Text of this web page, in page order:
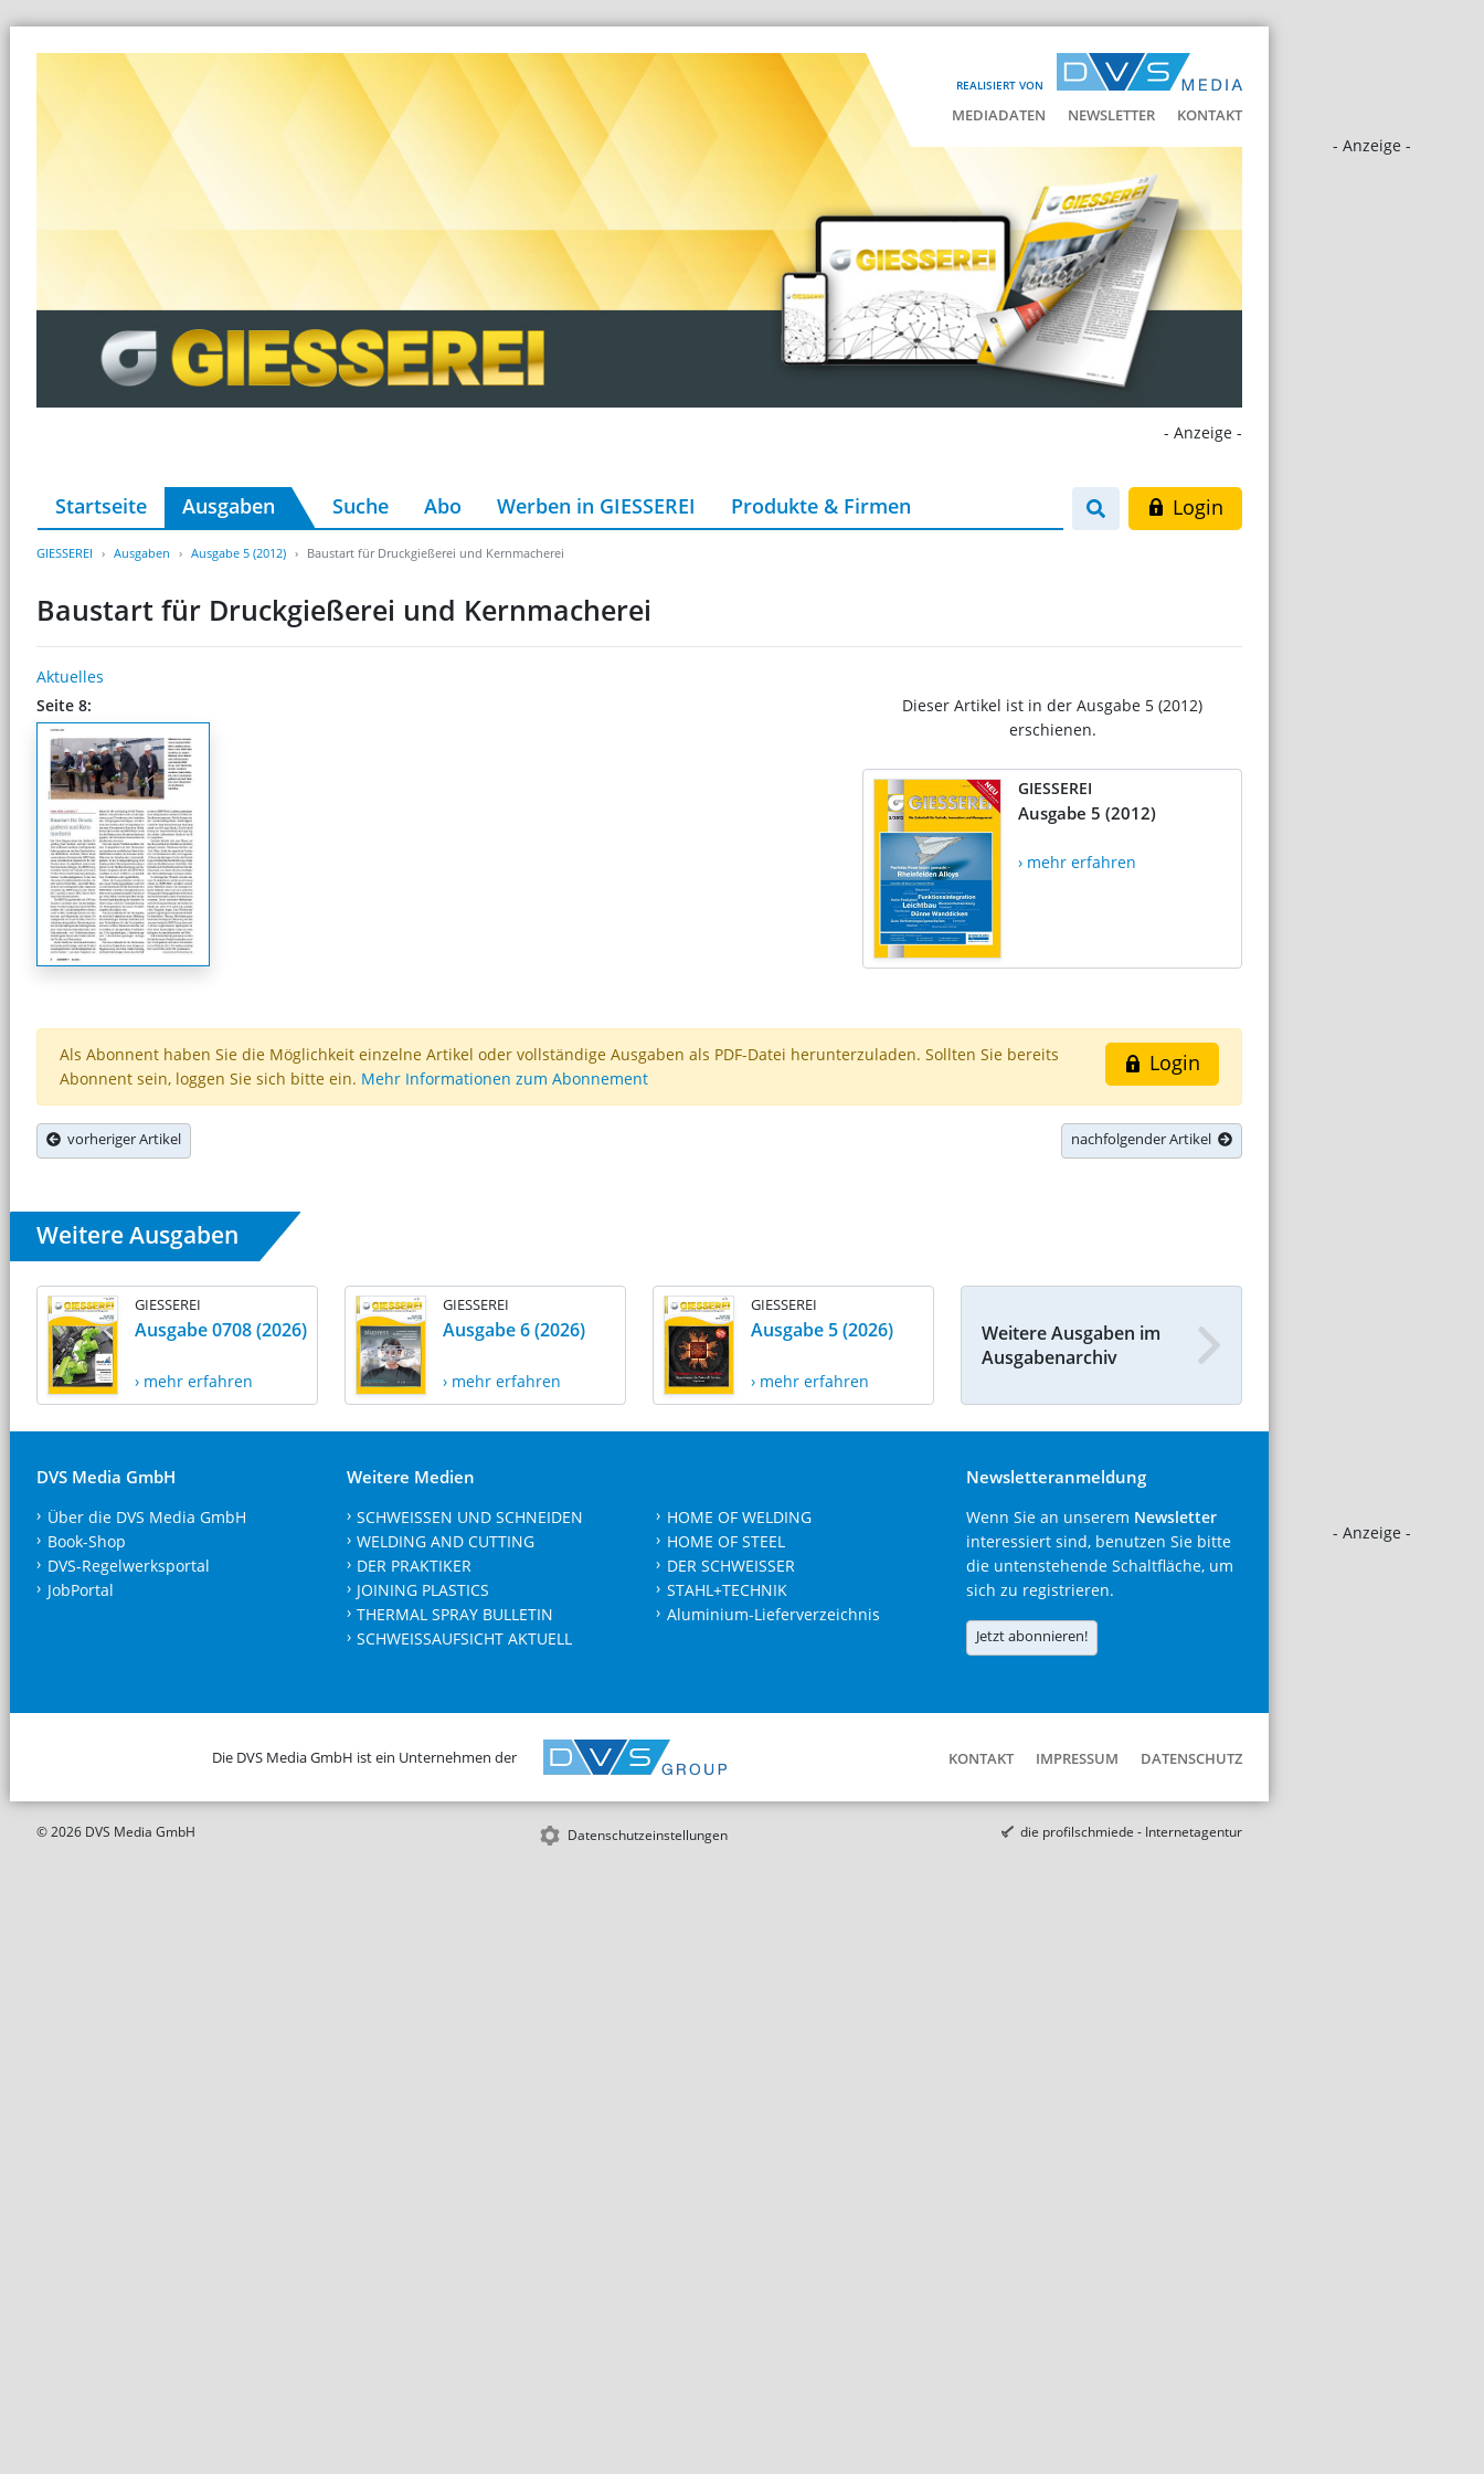
REALISIERT VON
MEDIADATEN NEWSLETTER KONTAKT
- Anzeige -
- Anzeige -
- Anzeige -
Startseite Ausgaben Suche Abo Werben in GIESSEREI Produkte & Firmen Login
GIESSEREI Ausgaben Ausgabe 5 (2012) Baustart für Druckgießerei und Kernmacherei
Baustart für Druckgießerei und Kernmacherei
Aktuelles
Seite 8:
Dieser Artikel ist in der Ausgabe 5 (2012)
erschienen.
GIESSEREI
Ausgabe 5 (2012)
› mehr erfahren
Login
Als Abonnent haben Sie die Möglichkeit einzelne Artikel oder vollständige Ausgaben als PDF-Datei herunterzuladen. Sollten Sie bereits
Abonnent sein, loggen Sie sich bitte ein. Mehr Informationen zum Abonnement
vorheriger Artikel nachfolgender Artikel
Weitere Ausgaben
GIESSEREI
Ausgabe 0708 (2026)
› mehr erfahren
GIESSEREI
Ausgabe 6 (2026)
› mehr erfahren
GIESSEREI
Ausgabe 5 (2026)
› mehr erfahren
Weitere Ausgaben im
Ausgabenarchiv
DVS Media GmbH
Über die DVS Media GmbH
Book-Shop
DVS-Regelwerksportal
JobPortal
Weitere Medien
SCHWEISSEN UND SCHNEIDEN
WELDING AND CUTTING
DER PRAKTIKER
JOINING PLASTICS
THERMAL SPRAY BULLETIN
SCHWEISSAUFSICHT AKTUELL
HOME OF WELDING
HOME OF STEEL
DER SCHWEISSER
STAHL+TECHNIK
Aluminium-Lieferverzeichnis
Newsletteranmeldung
Wenn Sie an unserem Newsletter
interessiert sind, benutzen Sie bitte
die untenstehende Schaltfläche, um
sich zu registrieren.
Jetzt abonnieren!
Die DVS Media GmbH ist ein Unternehmen der KONTAKT IMPRESSUM DATENSCHUTZ
© 2026 DVS Media GmbH Datenschutzeinstellungen die profilschmiede - Internetagentur